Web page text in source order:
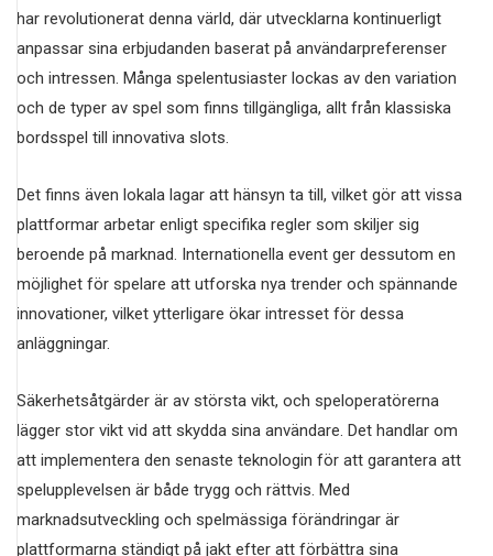
har revolutionerat denna värld, där utvecklarna kontinuerligt
anpassar sina erbjudanden baserat på användarpreferenser
och intressen. Många spelentusiaster lockas av den variation
och de typer av spel som finns tillgängliga, allt från klassiska
bordsspel till innovativa slots.
Det finns även lokala lagar att hänsyn ta till, vilket gör att vissa
plattformar arbetar enligt specifika regler som skiljer sig
beroende på marknad. Internationella event ger dessutom en
möjlighet för spelare att utforska nya trender och spännande
innovationer, vilket ytterligare ökar intresset för dessa
anläggningar.
Säkerhetsåtgärder är av största vikt, och speloperatörerna
lägger stor vikt vid att skydda sina användare. Det handlar om
att implementera den senaste teknologin för att garantera att
spelupplevelsen är både trygg och rättvis. Med
marknadsutveckling och spelmässiga förändringar är
plattformarna ständigt på jakt efter att förbättra sina